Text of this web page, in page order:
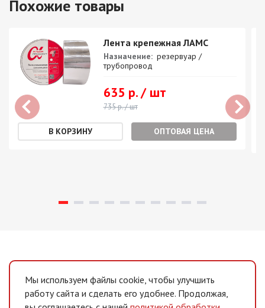
Похожие товары
Лента крепежная ЛАМС
Назначение: резервуар /
трубопровод
635 р. / шт
735 р. / шт
ОПТОВАЯ ЦЕНА
Мы используем файлы cookie, чтобы улучшить
работу сайта и сделать его удобнее. Продолжая,